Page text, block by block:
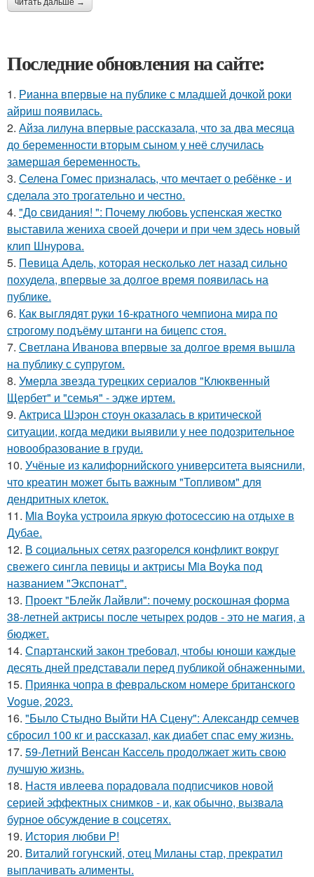
Последние обновления на сайте:
1. Рианна впервые на публике с младшей дочкой роки
айриш появилась.
2. Айза лилуна впервые рассказала, что за два месяца
до беременности вторым сыном у неё случилась
замершая беременность.
3. Селена Гомес призналась, что мечтает о ребёнке - и
сделала это трогательно и честно.
4. "До свидания! ": Почему любовь успенская жестко
выставила жениха своей дочери и при чем здесь новый
клип Шнурова.
5. Певица Адель, которая несколько лет назад сильно
похудела, впервые за долгое время появилась на
публике.
6. Как выглядят руки 16-кратного чемпиона мира по
строгому подъёму штанги на бицепс стоя.
7. Светлана Иванова впервые за долгое время вышла
на публику с супругом.
8. Умерла звезда турецких сериалов "Клюквенный
Щербет" и "семья" - эдже иртем.
9. Актриса Шэрон стоун оказалась в критической
ситуации, когда медики выявили у нее подозрительное
новообразование в груди.
10. Учёные из калифорнийского университета выяснили,
что креатин может быть важным "Топливом" для
дендритных клеток.
11. Mia Boyka устроила яркую фотосессию на отдыхе в
Дубае.
12. В социальных сетях разгорелся конфликт вокруг
свежего сингла певицы и актрисы Mia Boyka под
названием "Экспонат".
13. Проект "Блейк Лайвли": почему роскошная форма
38-летней актрисы после четырех родов - это не магия, а
бюджет.
14. Спартанский закон требовал, чтобы юноши каждые
десять дней представали перед публикой обнаженными.
15. Приянка чопра в февральском номере британского
Vogue, 2023.
16. "Было Стыдно Выйти НА Сцену": Александр семчев
сбросил 100 кг и рассказал, как диабет спас ему жизнь.
17. 59-Летний Венсан Кассель продолжает жить свою
лучшую жизнь.
18. Настя ивлеева порадовала подписчиков новой
серией эффектных снимков - и, как обычно, вызвала
бурное обсуждение в соцсетях.
19. История любви P!
20. Виталий гогунский, отец Миланы стар, прекратил
выплачивать алименты.